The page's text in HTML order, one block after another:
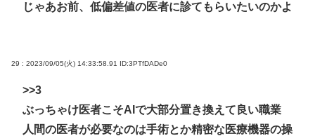
じゃあお前、低偏差値の医者に診てもらいたいのかよ
29 : 2023/09/05(火) 14:33:58.91 ID:3PTfDADe0
>>3
ぶっちゃけ医者こそAIで大部分置き換えて良い職業
人間の医者が必要なのは手術とか精密な医療機器の操